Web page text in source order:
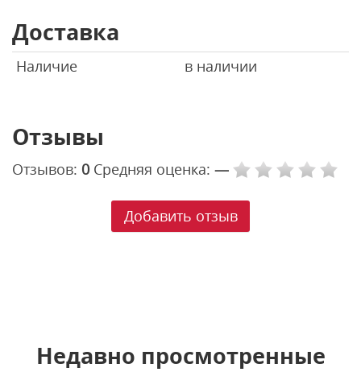
Доставка
Наличие в наличии
Отзывы
Отзывов: 0 Средняя оценка: —
Добавить отзыв
Недавно просмотренные